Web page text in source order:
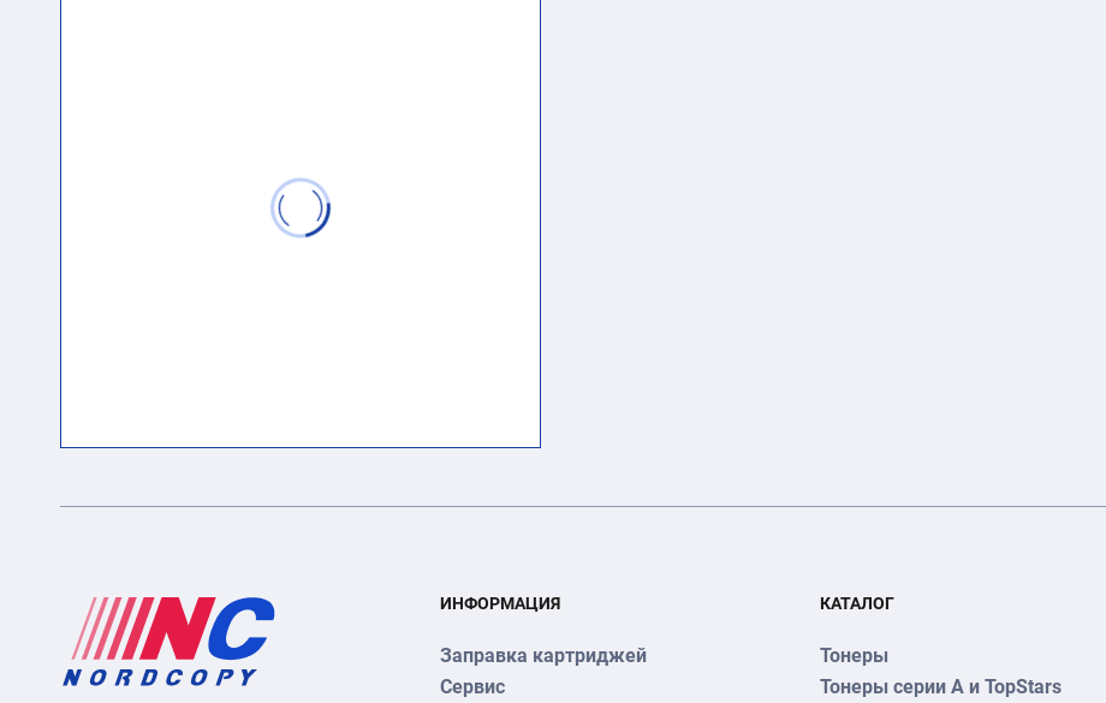
ИНФОРМАЦИЯ
Заправка картриджей
Сервис
КАТАЛОГ
Тонеры
Тонеры серии А и TopStars